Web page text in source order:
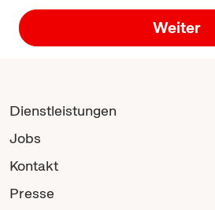
Weiter
Dienstleistungen
Jobs
Kontakt
Presse